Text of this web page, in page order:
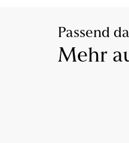
Passend
Mehr